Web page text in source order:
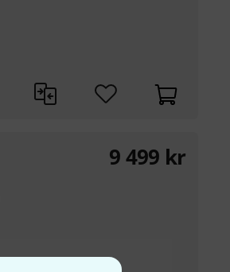
9 499 kr